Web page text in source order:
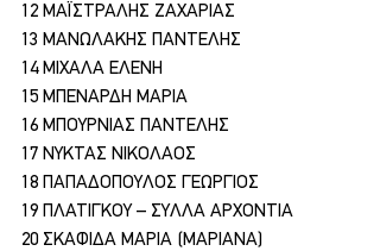
12 ΜΑΪΣΤΡΑΛΗΣ ΖΑΧΑΡΙΑΣ
13 ΜΑΝΩΛΑΚΗΣ ΠΑΝΤΕΛΗΣ
14 ΜΙΧΑΛΑ ΕΛΕΝΗ
15 ΜΠΕΝΑΡΔΗ ΜΑΡΙΑ
16 ΜΠΟΥΡΝΙΑΣ ΠΑΝΤΕΛΗΣ
17 ΝΥΚΤΑΣ ΝΙΚΟΛΑΟΣ
18 ΠΑΠΑΔΟΠΟΥΛΟΣ ΓΕΩΡΓΙΟΣ
19 ΠΛΑΤΙΓΚΟΥ – ΣΥΛΛΑ ΑΡΧΟΝΤΙΑ
20 ΣΚΑΦΙΔΑ ΜΑΡΙΑ (ΜΑΡΙΑΝΑ)